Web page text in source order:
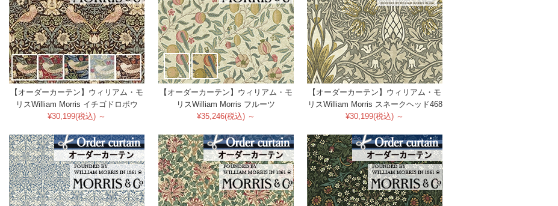
【オーダーカーテン】ウィリアム・モ
リスWilliam Morris イチゴドロボウ
¥30,199(税込) ～
【オーダーカーテン】ウィリアム・モ
リスWilliam Morris フルーツ
¥35,246(税込) ～
【オーダーカーテン】ウィリアム・モ
リスWilliam Morris スネークヘッド468
¥30,199(税込) ～